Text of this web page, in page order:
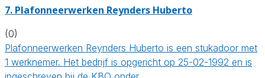
7. Plafonneerwerken Reynders Huberto
(0)
Plafonneerwerken Reynders Huberto is een stukadoor met
1 werknemer. Het bedrijf is opgericht op 25-02-1992 en is